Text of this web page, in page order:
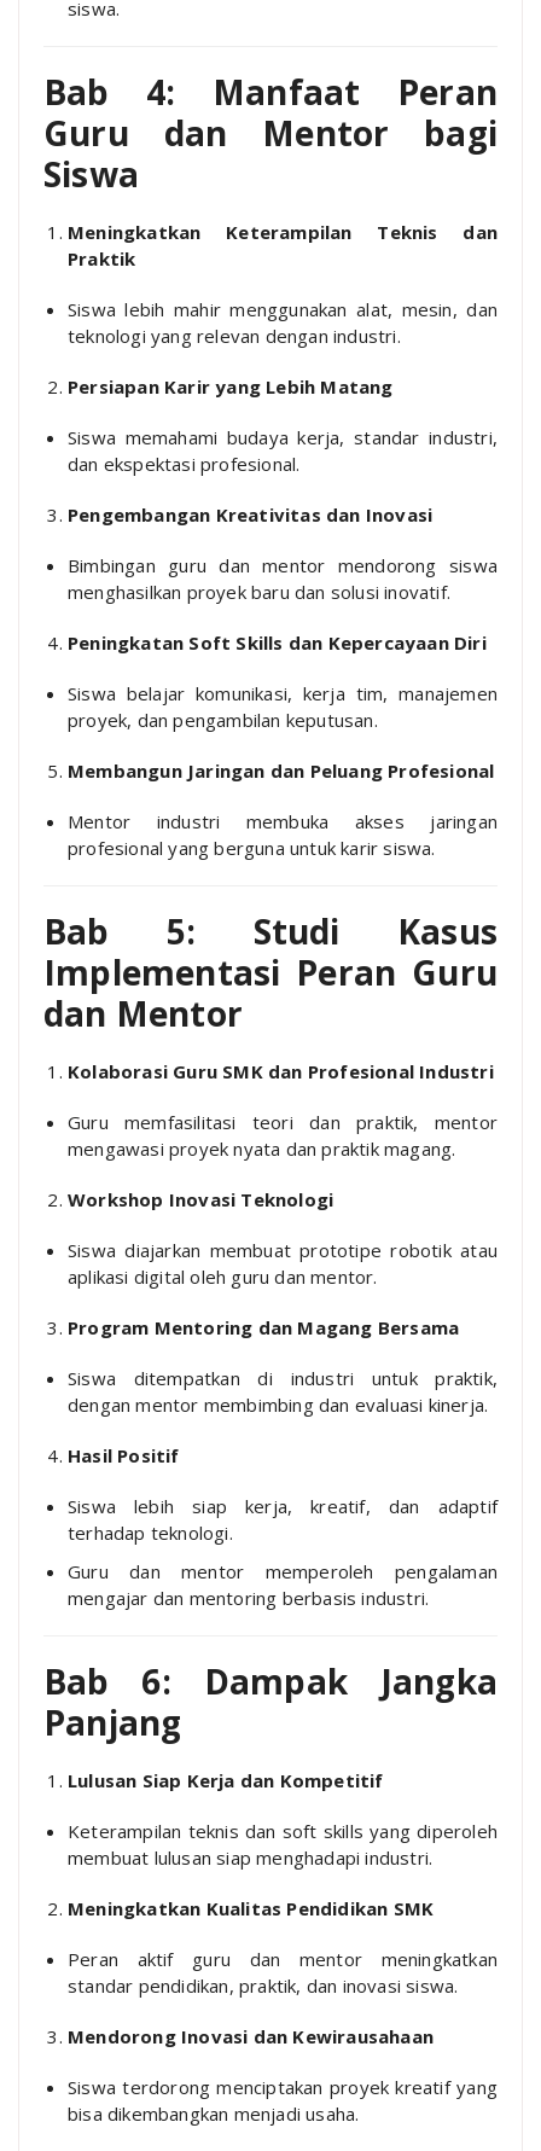
siswa.
Bab 4: Manfaat Peran
Guru dan Mentor bagi
Siswa
Meningkatkan Keterampilan Teknis dan
Praktik
Siswa lebih mahir menggunakan alat, mesin, dan
teknologi yang relevan dengan industri.
Persiapan Karir yang Lebih Matang
Siswa memahami budaya kerja, standar industri,
dan ekspektasi profesional.
Pengembangan Kreativitas dan Inovasi
Bimbingan guru dan mentor mendorong siswa
menghasilkan proyek baru dan solusi inovatif.
Peningkatan Soft Skills dan Kepercayaan Diri
Siswa belajar komunikasi, kerja tim, manajemen
proyek, dan pengambilan keputusan.
Membangun Jaringan dan Peluang Profesional
Mentor industri membuka akses jaringan
profesional yang berguna untuk karir siswa.
Bab 5: Studi Kasus
Implementasi Peran Guru
dan Mentor
Kolaborasi Guru SMK dan Profesional Industri
Guru memfasilitasi teori dan praktik, mentor
mengawasi proyek nyata dan praktik magang.
Workshop Inovasi Teknologi
Siswa diajarkan membuat prototipe robotik atau
aplikasi digital oleh guru dan mentor.
Program Mentoring dan Magang Bersama
Siswa ditempatkan di industri untuk praktik,
dengan mentor membimbing dan evaluasi kinerja.
Hasil Positif
Siswa lebih siap kerja, kreatif, dan adaptif
terhadap teknologi.
Guru dan mentor memperoleh pengalaman
mengajar dan mentoring berbasis industri.
Bab 6: Dampak Jangka
Panjang
Lulusan Siap Kerja dan Kompetitif
Keterampilan teknis dan soft skills yang diperoleh
membuat lulusan siap menghadapi industri.
Meningkatkan Kualitas Pendidikan SMK
Peran aktif guru dan mentor meningkatkan
standar pendidikan, praktik, dan inovasi siswa.
Mendorong Inovasi dan Kewirausahaan
Siswa terdorong menciptakan proyek kreatif yang
bisa dikembangkan menjadi usaha.